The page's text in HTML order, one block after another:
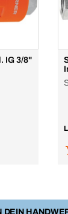
IG 3/8"
DEIN